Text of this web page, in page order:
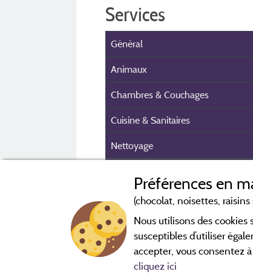
Services
Général
Animaux
Chambres & Couchages
Cuisine & Sanitaires
Nettoyage
Equipement extérieur
Sécurité & parking
Infos pré et post réservation
Préférences en
(chocolat, noisettes, raisins
Nous utilisons des
susceptibles d’utiliser
accepter, vous consentez
cliquez ici